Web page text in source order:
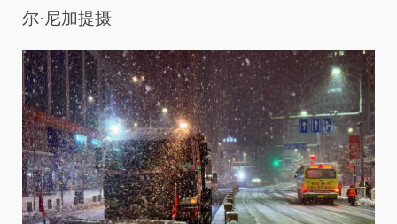
尔·尼加提摄